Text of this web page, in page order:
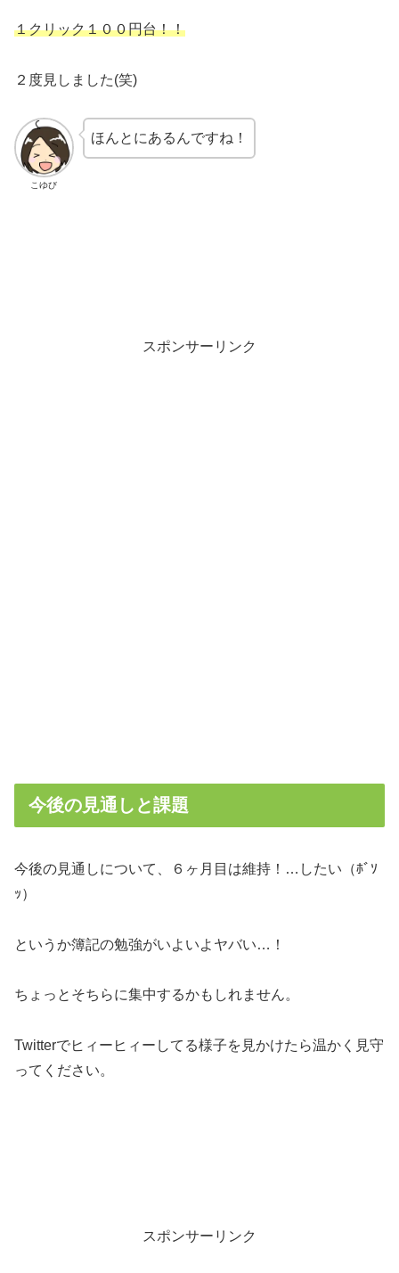
１クリック１００円台！！
２度見しました(笑)
こゆび
ほんとにあるんですね！
スポンサーリンク
今後の見通しと課題
今後の見通しについて、６ヶ月目は維持！…したい（ﾎﾞｿ
ｯ）
というか簿記の勉強がいよいよヤバい…！
ちょっとそちらに集中するかもしれません。
Twitterでヒィーヒィーしてる様子を見かけたら温かく見守
ってください。
スポンサーリンク